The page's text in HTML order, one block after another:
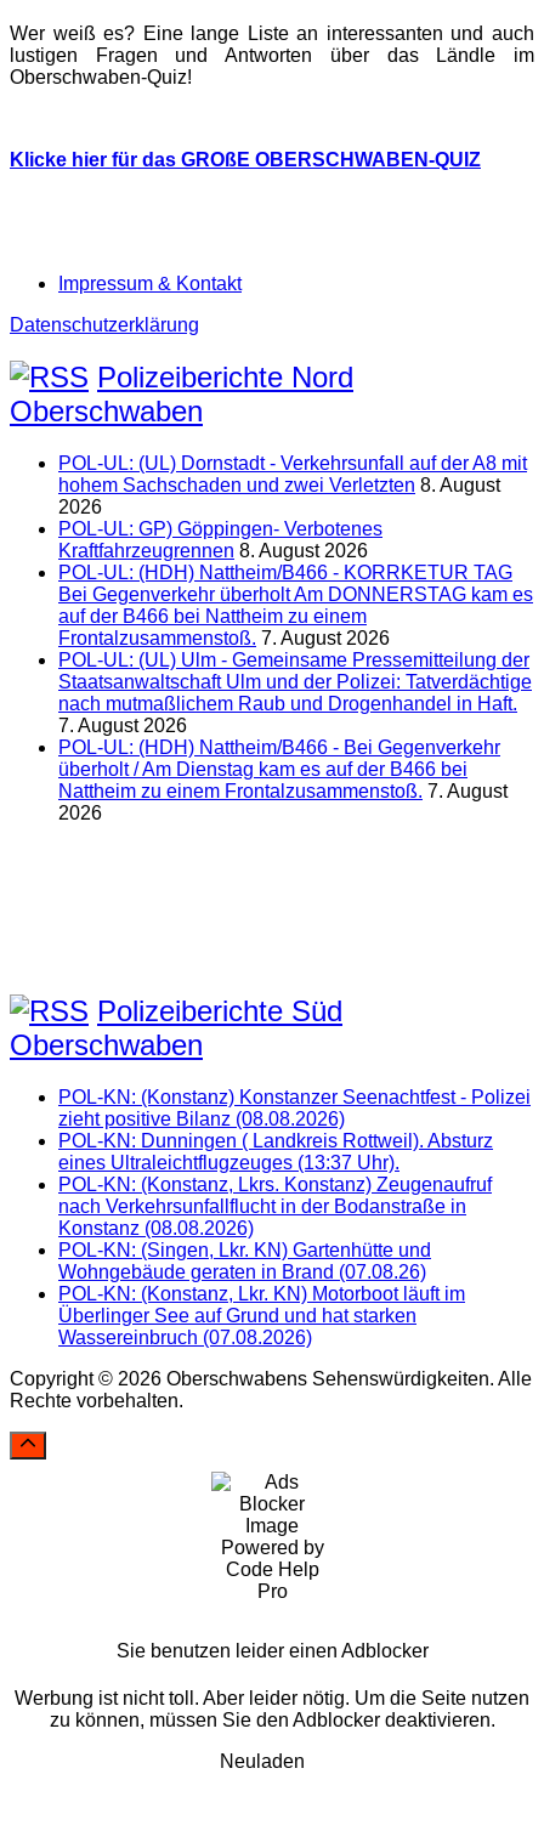
Wer weiß es? Eine lange Liste an interessanten und auch
lustigen Fragen und Antworten über das Ländle im
Oberschwaben-Quiz!
Klicke hier für das GROßE OBERSCHWABEN-QUIZ
Impressum & Kontakt
Datenschutzerklärung
Polizeiberichte Nord
Oberschwaben
POL-UL: (UL) Dornstadt - Verkehrsunfall auf der A8 mit
hohem Sachschaden und zwei Verletzten 8. August
2026
POL-UL: GP) Göppingen- Verbotenes
Kraftfahrzeugrennen 8. August 2026
POL-UL: (HDH) Nattheim/B466 - KORRKETUR TAG
Bei Gegenverkehr überholt Am DONNERSTAG kam es
auf der B466 bei Nattheim zu einem
Frontalzusammenstoß. 7. August 2026
POL-UL: (UL) Ulm - Gemeinsame Pressemitteilung der
Staatsanwaltschaft Ulm und der Polizei: Tatverdächtige
nach mutmaßlichem Raub und Drogenhandel in Haft.
7. August 2026
POL-UL: (HDH) Nattheim/B466 - Bei Gegenverkehr
überholt / Am Dienstag kam es auf der B466 bei
Nattheim zu einem Frontalzusammenstoß. 7. August
2026
Polizeiberichte Süd
Oberschwaben
POL-KN: (Konstanz) Konstanzer Seenachtfest - Polizei
zieht positive Bilanz (08.08.2026)
POL-KN: Dunningen ( Landkreis Rottweil). Absturz
eines Ultraleichtflugzeuges (13:37 Uhr).
POL-KN: (Konstanz, Lkrs. Konstanz) Zeugenaufruf
nach Verkehrsunfallflucht in der Bodanstraße in
Konstanz (08.08.2026)
POL-KN: (Singen, Lkr. KN) Gartenhütte und
Wohngebäude geraten in Brand (07.08.26)
POL-KN: (Konstanz, Lkr. KN) Motorboot läuft im
Überlinger See auf Grund und hat starken
Wassereinbruch (07.08.2026)
Copyright © 2026 Oberschwabens Sehenswürdigkeiten. Alle
Rechte vorbehalten.
Sie benutzen leider einen Adblocker
Werbung ist nicht toll. Aber leider nötig. Um die Seite nutzen
zu können, müssen Sie den Adblocker deaktivieren.
Neuladen